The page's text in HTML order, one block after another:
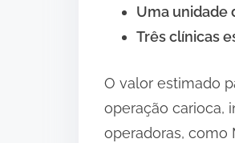
Uma unidade
Três clínicas
O valor estimado
operação carioca,
operadoras, como